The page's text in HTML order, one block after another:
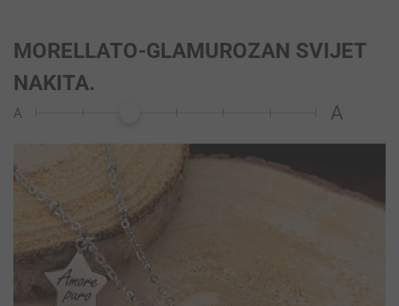
MORELLATO-GLAMUROZAN SVIJET
NAKITA.
A A